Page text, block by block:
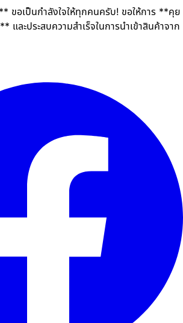
อเป็นกำลังใจให้ทุกคนครับ! ขอให้การ **คุย
ละประสบความสำเร็จในการนำเข้าสินค้าจาก